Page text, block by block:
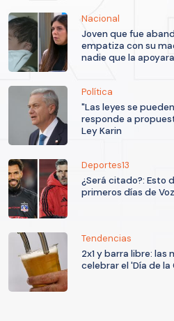
Nacional
Joven que fue
empatiza con su
nadie que la
Política
"Las leyes se
responde a
Ley Karin
Deportes13
¿Será citado?: Esto
primeros días de
Tendencias
2x1 y barra libre:
celebrar el 'Día de la